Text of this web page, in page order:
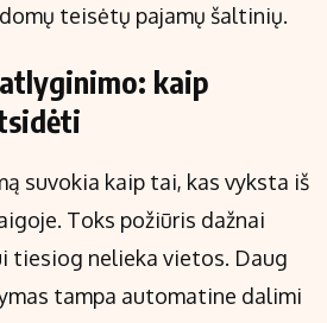
teisėtų pajamų šaltinių.
kaip
suvokia kaip tai, kas vyksta iš
Toks požiūris dažnai
tiesiog nelieka vietos. Daug
tampa automatine dalimi